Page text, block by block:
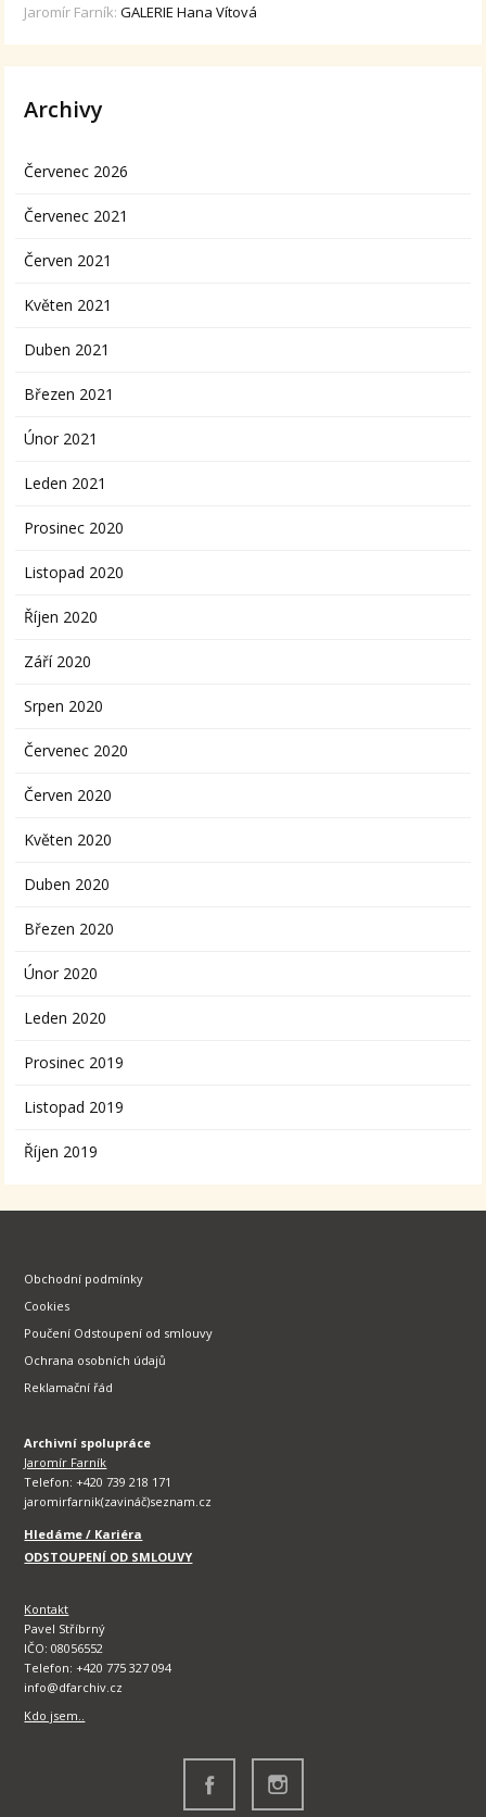
Jaromír Farník:GALERIE Hana Vítová
Archivy
Červenec 2026
Červenec 2021
Červen 2021
Květen 2021
Duben 2021
Březen 2021
Únor 2021
Leden 2021
Prosinec 2020
Listopad 2020
Říjen 2020
Září 2020
Srpen 2020
Červenec 2020
Červen 2020
Květen 2020
Duben 2020
Březen 2020
Únor 2020
Leden 2020
Prosinec 2019
Listopad 2019
Říjen 2019
Obchodní podmínky
Cookies
Poučení Odstoupení od smlouvy
Ochrana osobních údajů
Reklamační řád
Archivní spolupráce
Jaromír Farník
Telefon: +420 739 218 171
jaromirfarnik(zavináč)seznam.cz
Hledáme / Kariéra
ODSTOUPENÍ OD SMLOUVY
Kontakt
Pavel Stříbrný
IČO: 08056552
Telefon: +420 775 327 094
info@dfarchiv.cz
Kdo jsem..